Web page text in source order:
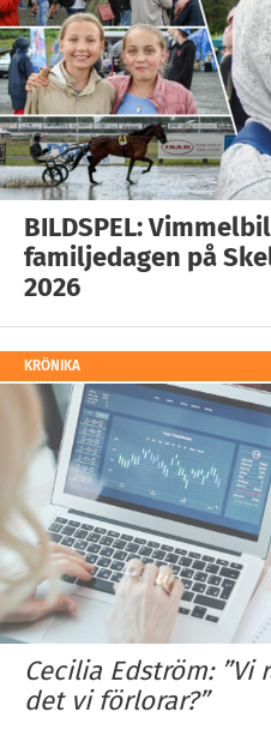
BILDSPEL:
familjedagen på
2026
KRÖNIKA
Cecilia Edström: ”Vi
det vi förlorar?”